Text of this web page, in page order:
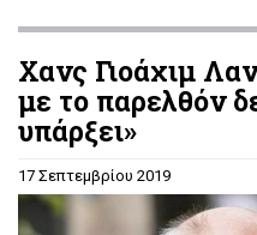
Χανς Γιοάχιμ
με το παρελθόν
υπάρξει»
17 Σεπτεμβρίου 2019